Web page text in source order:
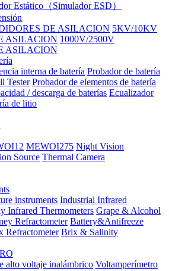
Estático（Simulador ESD）
DE ASILACION 5KV/10KV
ASILACION 1000V/2500V
ASILACION
interna de batería Probador de batería
Tester Probador de elementos de batería
/ descarga de baterías Ecualizador
de litio
MEWOI275 Night Vision
Source Thermal Camera
instruments Industrial Infrared
Infrared Thermometers Grape & Alcohol
Refractometer Battery&Antifreeze
Refractometer Brix & Salinity
alto voltaje inalámbrico Voltamperímetro